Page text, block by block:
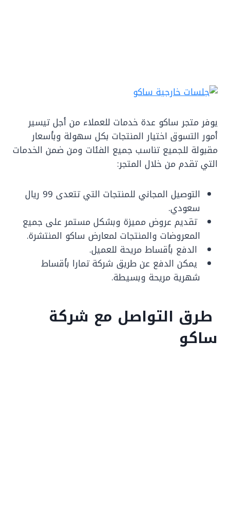
يوفر متجر ساكو عدة خدمات للعملاء من أجل تيسير
أمور التسوق اختيار المنتجات بكل سهولة وبأسعار
مقبولة للجميع تناسب جميع الفئات ومن ضمن الخدمات
التي تقدم من خلال المتجر:
التوصيل المجاني للمنتجات التي تتعدى 99 ريال
سعودي.
تقديم عروض مميزة وبشكل مستمر على جميع
المعروضات والمنتجات لمعارض ساكو المنتشرة.
الدفع بأقساط مريحة للعميل.
يمكن الدفع عن طريق شركة تمارا بأقساط
شهرية مريحة وبسيطة.
طرق التواصل مع شركة
ساكو